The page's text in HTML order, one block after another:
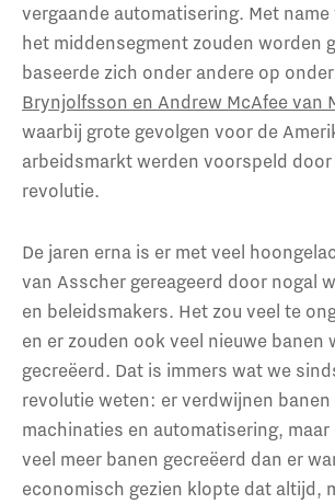
vergaande automatisering. Met name
het middensegment zouden worden
baseerde zich onder andere op
Brynjolfsson en Andrew McAfee van
waarbij grote gevolgen voor de
arbeidsmarkt werden voorspeld
revolutie.
De jaren erna is er met veel
van Asscher gereageerd door nogal
en beleidsmakers. Het zou veel te
en er zouden ook veel nieuwe banen
gecreëerd. Dat is immers wat we
revolutie weten: er verdwijnen
machinaties en automatisering,
veel meer banen gecreëerd dan er
economisch gezien klopte dat altijd,